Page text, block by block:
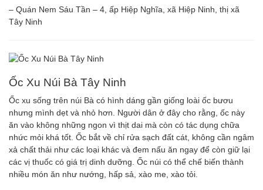
– Quán Nem Sáu Tần – 4, ấp Hiệp Nghĩa, xã Hiệp Ninh, thị xã
Tây Ninh
Ốc Xu Núi Bà Tây Ninh
Ốc xu sống trên núi Bà có hình dáng gần giống loài ốc bươu
nhưng mình dẹt và nhỏ hơn. Người dân ở đây cho rằng, ốc này
ăn vào không những ngon vì thịt dai mà còn có tác dụng chữa
nhức mỏi khá tốt. Ốc bắt về chỉ rửa sạch đất cát, không cần ngâm
xả chất thải như các loại khác và đem nấu ăn ngay để còn giữ lại
các vị thuốc có giá trị dinh dưỡng. Ốc núi có thể chế biến thành
nhiều món ăn như nướng, hấp sả, xào me, xào tỏi.